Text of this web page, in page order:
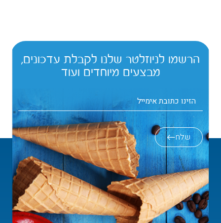
הרשמו לניוזלטר שלנו לקבלת עדכונים,
מבצעים מיוחדים ועוד
שלח